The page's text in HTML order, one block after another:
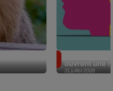
31 juillet 2026
ouvrent une